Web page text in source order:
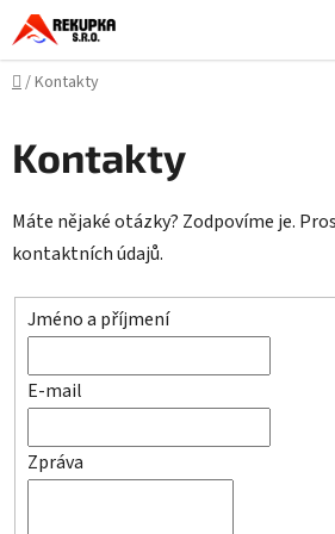
Přejít
na
obsah
Domů
/Kontakty
Kontakty
Máte nějaké otázky? Zodpovíme je.
kontaktních údajů.
Jméno a příjmení
E-mail
Zpráva